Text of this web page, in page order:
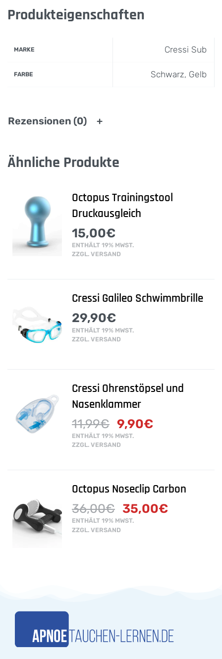
Produkteigenschaften
MARKE Cressi Sub
FARBE Schwarz, Gelb
Rezensionen (0)
Ähnliche Produkte
Octopus Trainingstool
Druckausgleich
15,00€
ENTHÄLT 19% MWST.
ZZGL. VERSAND
Cressi Galileo Schwimmbrille
29,90€
ENTHÄLT 19% MWST.
ZZGL. VERSAND
Cressi Ohrenstöpsel und
Nasenklammer
11,99€ 9,90€
ENTHÄLT 19% MWST.
ZZGL. VERSAND
Octopus Noseclip Carbon
36,00€ 35,00€
ENTHÄLT 19% MWST.
ZZGL. VERSAND